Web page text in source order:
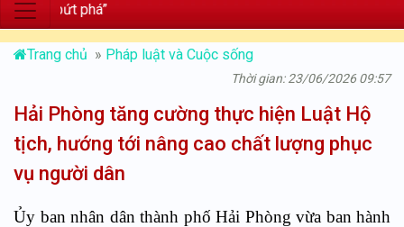
phá”
Trang chủ » Pháp luật và Cuộc sống
Thời gian: 23/06/2026 09:57
Hải Phòng tăng cường thực hiện Luật Hộ
tịch, hướng tới nâng cao chất lượng phục
vụ người dân
Ủy ban nhân dân thành phố Hải Phòng vừa ban hành